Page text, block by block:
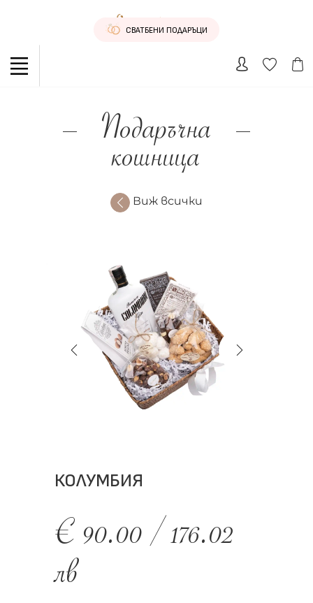
СВАТБЕНИ ПОДАРЪЦИ
КОЛУМБИЯ
€ 90.00/176.02
лв
Подаръчна
кошница
Виж всички